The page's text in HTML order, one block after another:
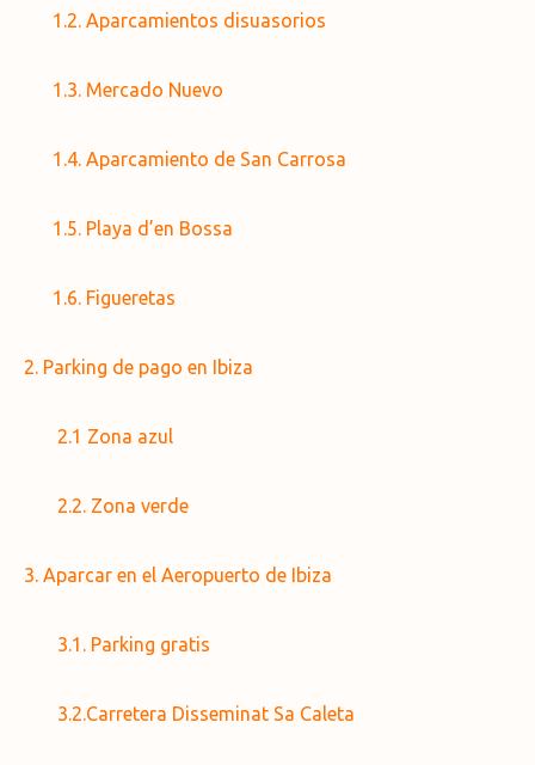
1.2. Aparcamientos disuasorios
1.3. Mercado Nuevo
1.4. Aparcamiento de San Carrosa
1.5. Playa d’en Bossa
1.6. Figueretas
2. Parking de pago en Ibiza
2.1 Zona azul
2.2. Zona verde
3. Aparcar en el Aeropuerto de Ibiza
3.1. Parking gratis
3.2.Carretera Disseminat Sa Caleta